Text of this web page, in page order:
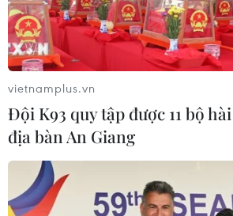
59 năm ASEAN: Giữ vững đoàn kết,
định hình tương lai
08/08/2026 10:09
Iceland trước cuộc trưng cầu ý dân
về nối lại đàm phán gia nhập EU
08/08/2026 07:54
vietnamplus.vn
Đội K93 quy tập được 11 bộ
địa bàn An Giang